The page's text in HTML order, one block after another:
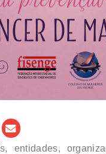
entidades,